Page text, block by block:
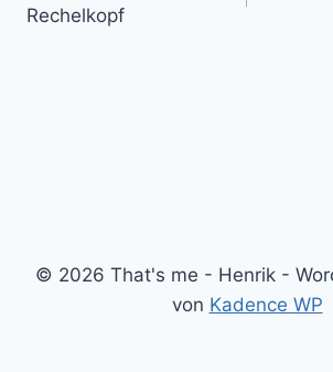
Rechelkopf
© 2026 That's me - Henrik -
von Kadence WP